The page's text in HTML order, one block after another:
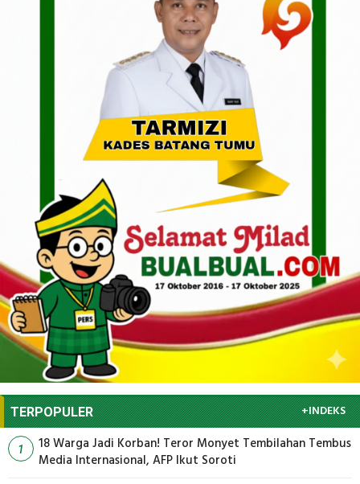
TERPOPULER +INDEKS
1
18 Warga Jadi Korban! Teror Monyet Tembilahan Tembus
Media Internasional, AFP Ikut Soroti